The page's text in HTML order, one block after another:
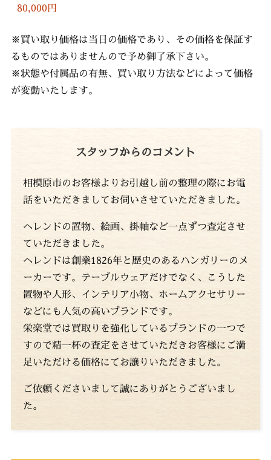
80,000円
※買い取り価格は当日の価格であり、その価格を保証す
るものではありませんので予め御了承下さい。
※状態や付属品の有無、買い取り方法などによって価格
が変動いたします。
スタッフからのコメント
相模原市のお客様よりお引越し前の整理の際にお電
話をいただきましてお伺いさせていただきました。
ヘレンドの置物、絵画、掛軸など一点ずつ査定させ
ていただきました。
ヘレンドは創業1826年と歴史のあるハンガリーのメ
ーカーです。テーブルウェアだけでなく、こうした
置物や人形、インテリア小物、ホームアクセサリー
などにも人気の高いブランドです。
栄楽堂では買取りを強化しているブランドの一つで
すので精一杯の査定をさせていただきお客様にご満
足いただける価格にてお譲りいただきました。
ご依頼くださいまして誠にありがとうございまし
た。